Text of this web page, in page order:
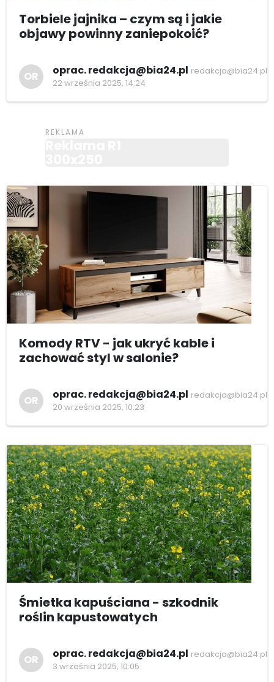
Torbiele jajnika – czym są i jakie
objawy powinny zaniepokoić?
OR oprac. redakcja@bia24.pl redakcja@bia24.pl
22 września 2025, 14:24
Komody RTV - jak ukryć kable i
zachować styl w salonie?
OR oprac. redakcja@bia24.pl redakcja@bia24.pl
20 września 2025, 10:23
Śmietka kapuściana - szkodnik
roślin kapustowatych
OR oprac. redakcja@bia24.pl redakcja@bia24.pl
3 września 2025, 10:05